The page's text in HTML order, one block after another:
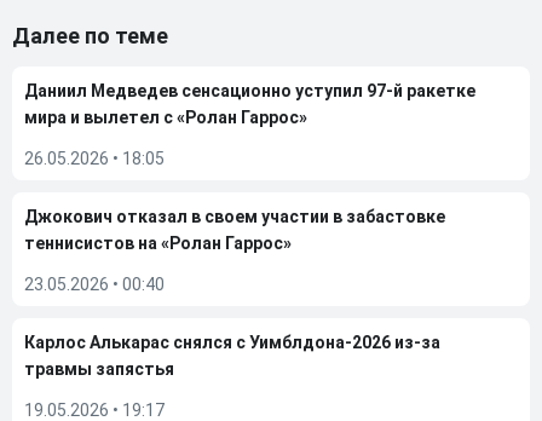
Далее по теме
Даниил Медведев сенсационно уступил 97-й ракетке
мира и вылетел с «Ролан Гаррос»
26.05.2026 • 18:05
Джокович отказал в своем участии в забастовке
теннисистов на «Ролан Гаррос»
23.05.2026 • 00:40
Карлос Алькарас снялся с Уимблдона-2026 из-за
травмы запястья
19.05.2026 • 19:17